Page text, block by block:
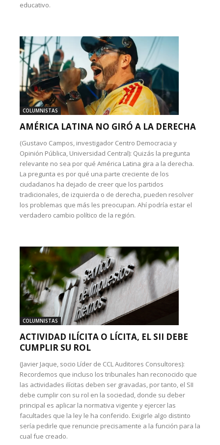
educativo.
COLUMNISTAS
AMÉRICA LATINA NO GIRÓ A LA DERECHA
(Gustavo Campos, investigador Centro Democracia y
Opinión Pública, Universidad Central): Quizás la pregunta
relevante no sea por qué América Latina gira a la derecha.
La pregunta es por qué una parte creciente de los
ciudadanos ha dejado de creer que los partidos
tradicionales, de izquierda o de derecha, pueden resolver
los problemas que más les preocupan. Ahí podría estar el
verdadero cambio político de la región.
COLUMNISTAS
ACTIVIDAD ILÍCITA O LÍCITA, EL SII DEBE
CUMPLIR SU ROL
(Javier Jaque, socio Líder de CCL Auditores Consultores):
Recordemos que incluso los tribunales han reconocido que
las actividades ilícitas deben ser gravadas, por tanto, el SII
debe cumplir con su rol en la sociedad, donde su deber
principal es aplicar la normativa vigente y ejercer las
facultades que la ley le ha conferido. Exigirle algo distinto
sería pedirle que renuncie precisamente a la función para la
cual fue creado.